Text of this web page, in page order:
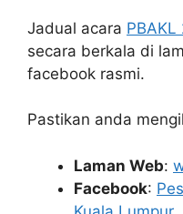
Jadual acara PBAKL
secara berkala di
facebook rasmi.
Pastikan anda
Laman Web:
Facebook: